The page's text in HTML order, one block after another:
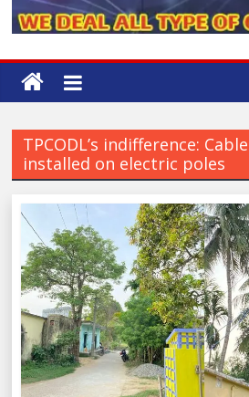
TPCODL’s indifference:
installed on electric poles